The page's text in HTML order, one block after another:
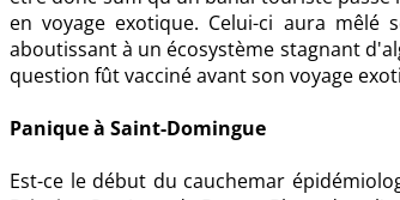
en voyage exotique. Celui-ci aura
aboutissant à un écosystème stagnant
question fût vacciné avant son voyage
Panique à Saint-Domingue
Est-ce le début du cauchemar